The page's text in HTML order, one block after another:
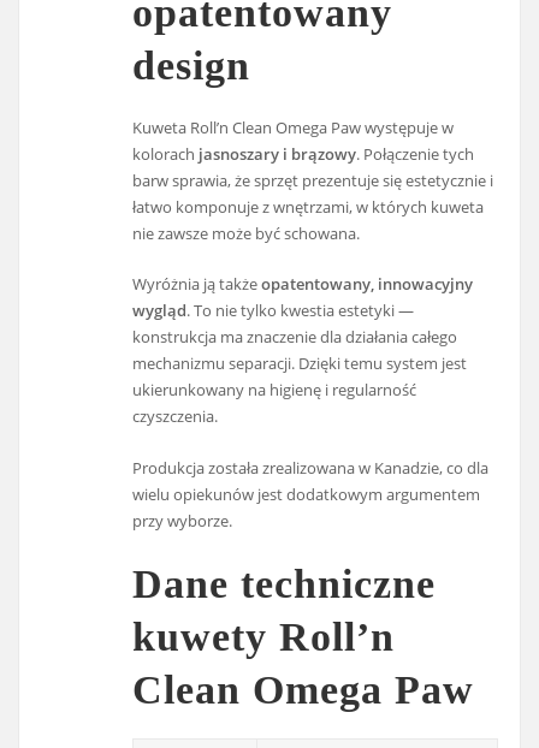
opatentowany
design
Kuweta Roll’n Clean Omega Paw występuje w
kolorach jasnoszary i brązowy. Połączenie tych
barw sprawia, że sprzęt prezentuje się estetycznie i
łatwo komponuje z wnętrzami, w których kuweta
nie zawsze może być schowana.
Wyróżnia ją takżeopatentowany, innowacyjny
wygląd. To nie tylko kwestia estetyki —
konstrukcja ma znaczenie dla działania całego
mechanizmu separacji. Dzięki temu system jest
ukierunkowany na higienę i regularność
czyszczenia.
Produkcja została zrealizowana w Kanadzie, co dla
wielu opiekunów jest dodatkowym argumentem
przy wyborze.
Dane techniczne
kuwety Roll’n
Clean Omega Paw